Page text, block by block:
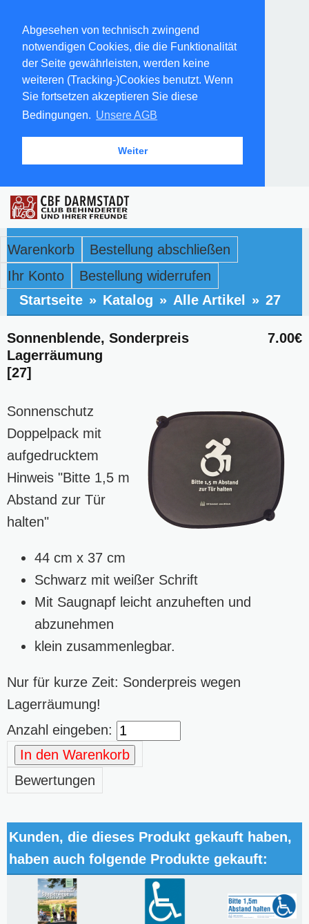
Abgesehen von technisch zwingend
notwendigen Cookies, die die Funktionalität
der Seite gewährleisten, werden keine
weiteren (Tracking-)Cookies benutzt. Wenn
Sie fortsetzen akzeptieren Sie diese
Bedingungen. Unsere AGB
Weiter
Warenkorb
Bestellung abschließen
Ihr Konto
Bestellung widerrufen
Startseite » Katalog » Alle Artikel » 27
7.00€
Sonnenblende, Sonderpreis
Lagerräumung
[27]
Sonnenschutz
Doppelpack mit
aufgedrucktem
Hinweis "Bitte 1,5 m
Abstand zur Tür
halten"
44 cm x 37 cm
Schwarz mit weißer Schrift
Mit Saugnapf leicht anzuheften und
abzunehmen
klein zusammenlegbar.
Nur für kurze Zeit: Sonderpreis wegen
Lagerräumung!
Anzahl eingeben:
In den Warenkorb
Bewertungen
Kunden, die dieses Produkt gekauft haben,
haben auch folgende Produkte gekauft: